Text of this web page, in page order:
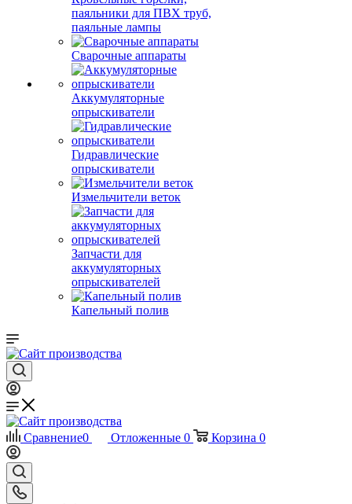
паяльники для ПВХ труб,
паяльные лампы
Сварочные аппараты
Аккумуляторные
опрыскиватели
Гидравлические
опрыскиватели
Измельчители веток
Запчасти для
аккумуляторных
опрыскивателей
Капельный полив
Сравнение0 Отложенные 0 Корзина 0